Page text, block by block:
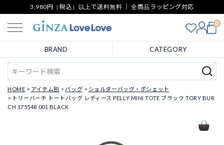
3,980円（税込）以上で送料無料 ｜ 全商品ラッピング対応
0
BRAND CATEGORY
HOME アイテム別 バッグ
ショルダーバッグ・ポシェット
トリーバーチ トートバッグ レディース PELLY MINI TOTE ブラック TORY BUR
CH 175548 001 BLACK